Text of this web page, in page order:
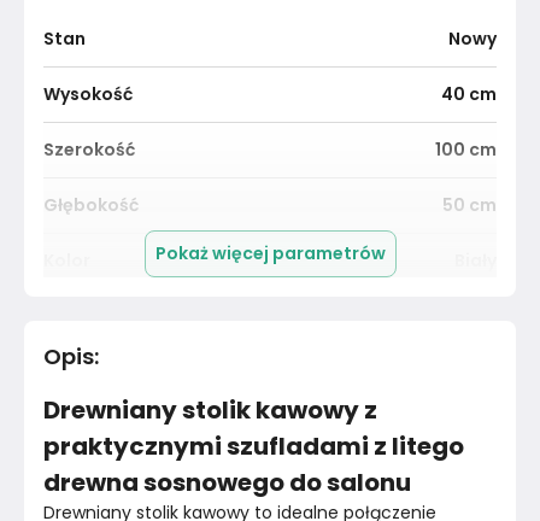
Stan Nowy
Wysokość 40 cm
Szerokość 100 cm
Głębokość 50 cm
Kolor blatu
Kolor nóżek
Pokaż więcej parametrów
Opis:
Drewniany stolik kawowy z
praktycznymi szufladami z litego
drewna sosnowego do salonu
Drewniany stolik kawowy to idealne połączenie